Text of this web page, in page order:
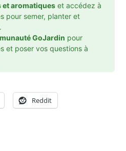
aromatiques et accédez à
pour semer, planter et
GoJardin pour
et poser vos questions à
Reddit